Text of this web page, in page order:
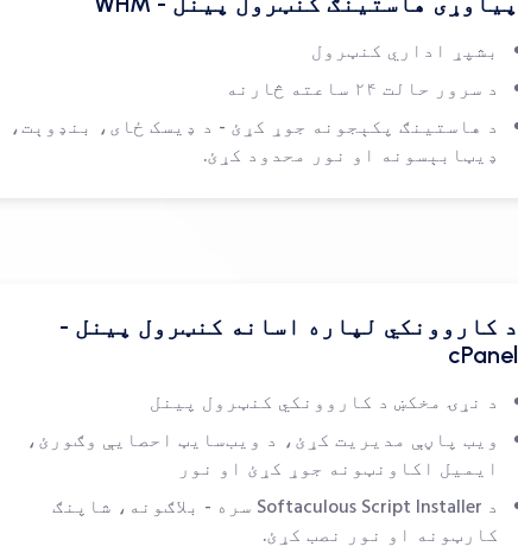
بشپړ اداري کنټرول
د سرور حالت ۲۴ ساعته څارنه
د هاستینګ پکېجونه جوړ کړئ - د ډیسک ځای، بنډوېت،
ډیټابېسونه او نور محدود کړئ.
د کاروونکي لپاره اسانه کنټرول پینل -
cPanel
د نړۍ مخکښ د کاروونکي کنټرول پینل
ویب پاڼې مدیریت کړئ، د ویب‌سایټ احصایې وګورئ،
ایمیل اکاونټونه جوړ کړئ او نور
د Softaculous Script Installer سره - بلاګونه، شاپنګ
کارټونه او نور نصب کړئ.